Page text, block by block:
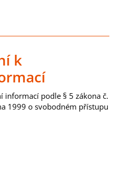
k
informací podle § 5 zákona č.
1999 o svobodném přístupu